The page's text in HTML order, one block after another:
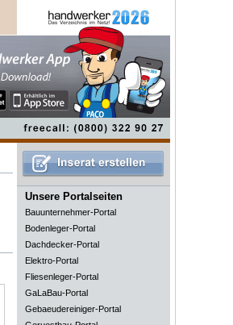
Unsere Portalseiten
Bauunternehmer-Portal
Bodenleger-Portal
Dachdecker-Portal
Elektro-Portal
Fliesenleger-Portal
GaLaBau-Portal
Gebaeudereiniger-Portal